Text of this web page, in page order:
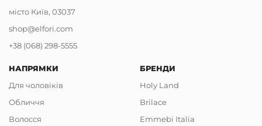
місто Київ, 03037
shop@elfori.com
+38 (068) 298-5555
НАПРЯМКИ
Для чоловіків
Обличчя
Волосся
БРЕНДИ
Holy Land
Brilace
Emmebi Italia